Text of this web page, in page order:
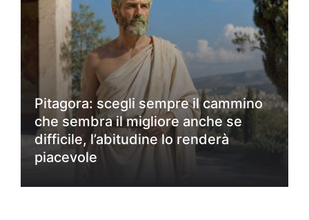
Pitagora: scegli sempre il cammino
che sembra il migliore anche se
difficile, l’abitudine lo renderà
piacevole